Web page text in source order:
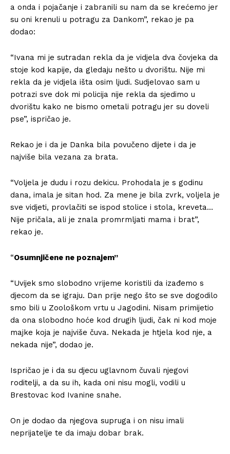
a onda i pojačanje i zabranili su nam da se krećemo jer
su oni krenuli u potragu za Dankom”, rekao je pa
dodao:
“Ivana mi je sutradan rekla da je vidjela dva čovjeka da
stoje kod kapije, da gledaju nešto u dvorištu. Nije mi
rekla da je vidjela išta osim ljudi. Sudjelovao sam u
potrazi sve dok mi policija nije rekla da sjedimo u
dvorištu kako ne bismo ometali potragu jer su doveli
pse”, ispričao je.
Rekao je i da je Danka bila povučeno dijete i da je
najviše bila vezana za brata.
“Voljela je dudu i rozu dekicu. Prohodala je s godinu
dana, imala je sitan hod. Za mene je bila zvrk, voljela je
sve vidjeti, provlačiti se ispod stolice i stola, kreveta…
Nije pričala, ali je znala promrmljati mama i brat”,
rekao je.
“Osumnjičene ne poznajem”
“Uvijek smo slobodno vrijeme koristili da izađemo s
djecom da se igraju. Dan prije nego što se sve dogodilo
smo bili u Zoološkom vrtu u Jagodini. Nisam primijetio
da ona slobodno hoće kod drugih ljudi, čak ni kod moje
majke koja je najviše čuva. Nekada je htjela kod nje, a
nekada nije”, dodao je.
Ispričao je i da su djecu uglavnom čuvali njegovi
roditelji, a da su ih, kada oni nisu mogli, vodili u
Brestovac kod Ivanine snahe.
On je dodao da njegova supruga i on nisu imali
neprijatelje te da imaju dobar brak.